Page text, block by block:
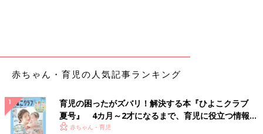
赤ちゃん・育児の人気記事ランキング
育児の困ったがズバリ！解決する本『ひよこクラブ
夏号』 4カ月～2才になるまで、育児に役立つ情報が
いっぱい！
赤ちゃん・育児